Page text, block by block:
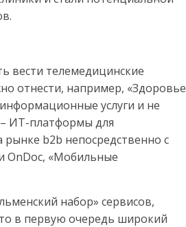
вести телемедицинские
отнести, например, «Здоровье
услуги и не
ИТ-платформы для
b2b непосредственно с
OnDoc, «Мобильные
набор» сервисов,
в первую очередь широкий